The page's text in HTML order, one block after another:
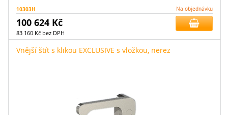
10303H Na objednávku
100 624 Kč
83 160 Kč bez DPH
Vnější štít s klikou EXCLUSIVE s vložkou, nerez